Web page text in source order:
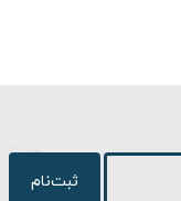
فن پروانه ای ساده
که جریان هوا موازی
چرخش در می آید.ثبت‌نام